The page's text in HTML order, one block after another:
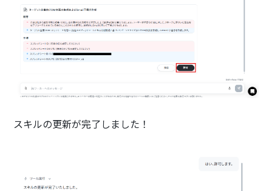
スキルの更新が完了しました！